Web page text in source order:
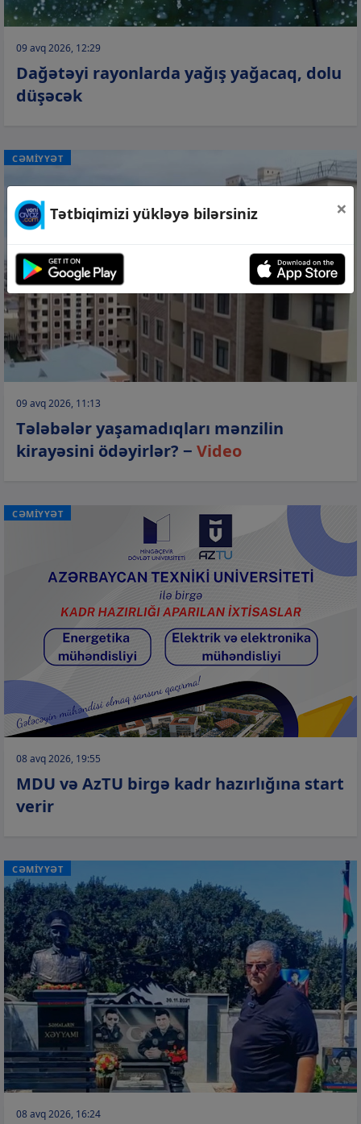
09 avq 2026, 12:29
Dağətəyi rayonlarda yağış yağacaq, dolu
düşəcək
CƏMİYYƏT
09 avq 2026, 11:13
Tələbələr yaşamadıqları mənzilin
kirayəsini ödəyirlər? − Video
CƏMİYYƏT
08 avq 2026, 19:55
MDU və AzTU birgə kadr hazırlığına start
verir
CƏMİYYƏT
08 avq 2026, 16:24
Tətbiqimizi yükləyə bilərsiniz ×